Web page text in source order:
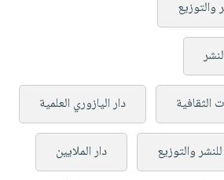
والتوزيع
الثقافية دار اليازوري العلمية
والتوزيع دار الملايين